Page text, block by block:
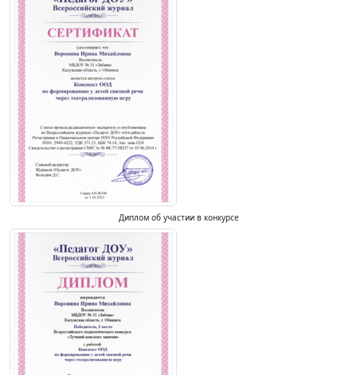
Диплом об участии в конкурсе